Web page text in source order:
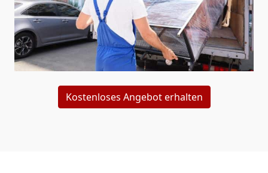
Kostenloses Angebot erhalten